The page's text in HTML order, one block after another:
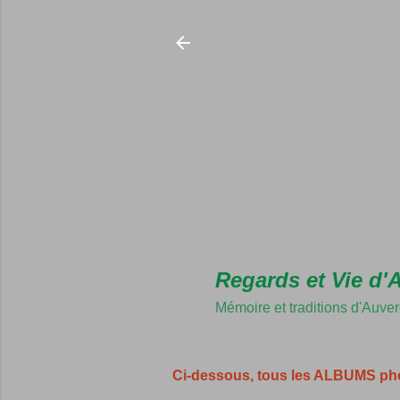
Regards et Vie
Mémoire et traditions
Ci-dessous, tous les ALBUMS